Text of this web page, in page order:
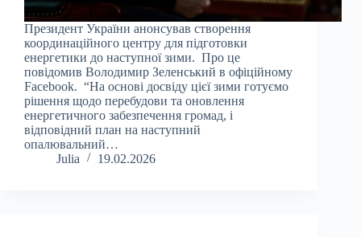
Президент України анонсував створення
координаційного центру для підготовки
енергетики до наступної зими. Про це
повідомив Володимир Зеленський в офіційному
Facebook. “На основі досвіду цієї зими готуємо
рішення щодо перебудови та оновлення
енергетичного забезпечення громад, і
відповідний план на наступний
опалювальний…
Julia
19.02.2026